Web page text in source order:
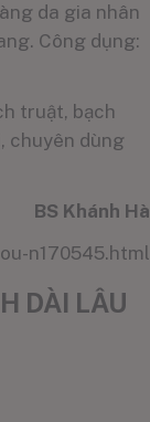
da gia nhân
Công dụng:
truật, bạch
chuyên dùng
BS Khánh Hà
n170545.html
DÀI LÂU